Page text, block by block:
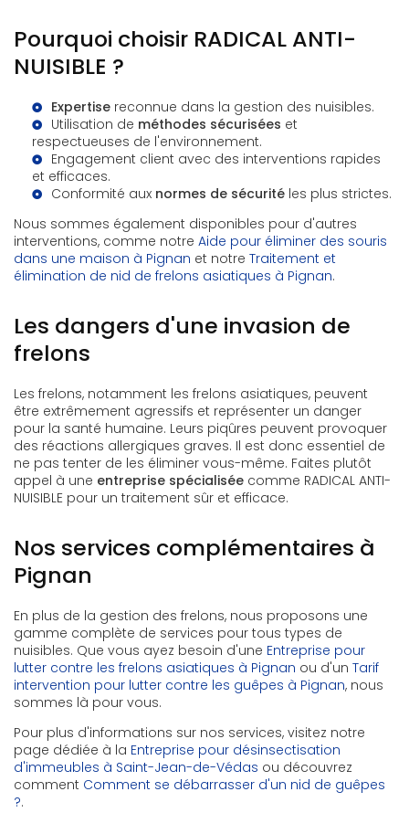
Pourquoi choisir RADICAL ANTI-
NUISIBLE ?
Expertise reconnue dans la gestion des nuisibles.
Utilisation de méthodes sécurisées et
respectueuses de l'environnement.
Engagement client avec des interventions rapides
et efficaces.
Conformité aux normes de sécurité les plus strictes.
Nous sommes également disponibles pour d'autres
interventions, comme notre Aide pour éliminer des souris
dans une maison à Pignan et notre Traitement et
élimination de nid de frelons asiatiques à Pignan.
Les dangers d'une invasion de
frelons
Les frelons, notamment les frelons asiatiques, peuvent
être extrêmement agressifs et représenter un danger
pour la santé humaine. Leurs piqûres peuvent provoquer
des réactions allergiques graves. Il est donc essentiel de
ne pas tenter de les éliminer vous-même. Faites plutôt
appel à une entreprise spécialisée comme RADICAL ANTI-
NUISIBLE pour un traitement sûr et efficace.
Nos services complémentaires à
Pignan
En plus de la gestion des frelons, nous proposons une
gamme complète de services pour tous types de
nuisibles. Que vous ayez besoin d'une Entreprise pour
lutter contre les frelons asiatiques à Pignan ou d'un Tarif
intervention pour lutter contre les guêpes à Pignan, nous
sommes là pour vous.
Pour plus d'informations sur nos services, visitez notre
page dédiée à la Entreprise pour désinsectisation
d'immeubles à Saint-Jean-de-Védas ou découvrez
comment Comment se débarrasser d'un nid de guêpes
?.